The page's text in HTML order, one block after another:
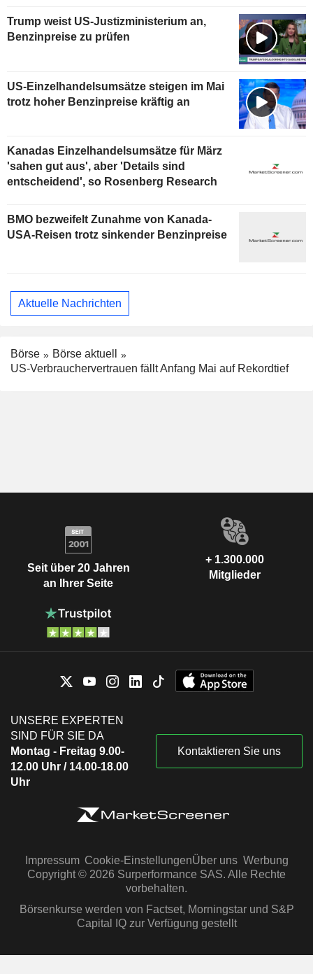
Trump weist US-Justizministerium an,
Benzinpreise zu prüfen
US-Einzelhandelsumsätze steigen im Mai
trotz hoher Benzinpreise kräftig an
Kanadas Einzelhandelsumsätze für März
'sahen gut aus', aber 'Details sind
entscheidend', so Rosenberg Research
BMO bezweifelt Zunahme von Kanada-
USA-Reisen trotz sinkender Benzinpreise
Aktuelle Nachrichten
Börse
Börse aktuell
US-Verbrauchervertrauen fällt Anfang Mai auf Rekordtief
Seit über 20 Jahren
an Ihrer Seite
+ 1.300.000
Mitglieder
UNSERE EXPERTEN
SIND FÜR SIE DA
Montag - Freitag 9.00-
12.00 Uhr / 14.00-18.00
Uhr
Kontaktieren Sie uns
Impressum Cookie-EinstellungenÜber uns Werbung
Copyright © 2026 Surperformance SAS. Alle Rechte
vorbehalten.
Börsenkurse werden von Factset, Morningstar und S&P
Capital IQ zur Verfügung gestellt